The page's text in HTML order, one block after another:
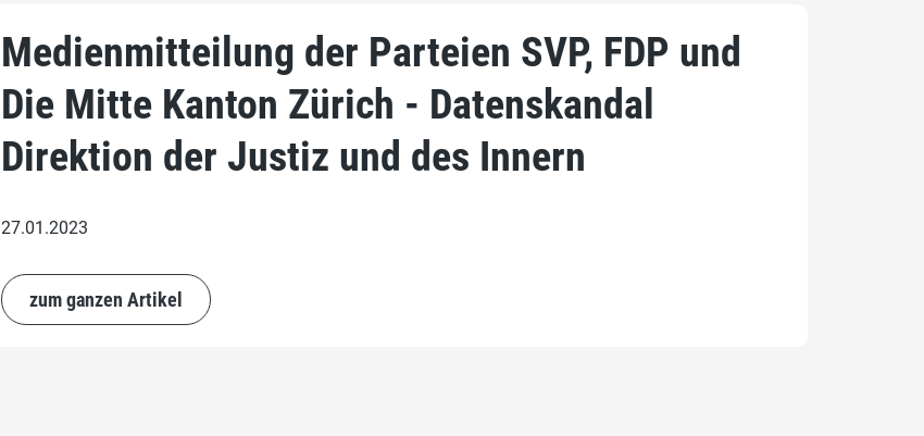
Medienmitteilung der Parteien SVP, FDP und
Die Mitte Kanton Zürich - Datenskandal
Direktion der Justiz und des Innern
27.01.2023
zum ganzen Artikel